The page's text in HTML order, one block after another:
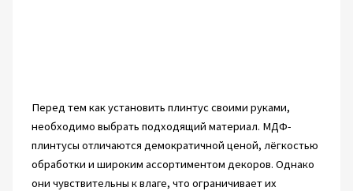
Перед тем как установить плинтус своими руками,
необходимо выбрать подходящий материал. МДФ-
плинтусы отличаются демократичной ценой, лёгкостью
обработки и широким ассортиментом декоров. Однако
они чувствительны к влаге, что ограничивает их